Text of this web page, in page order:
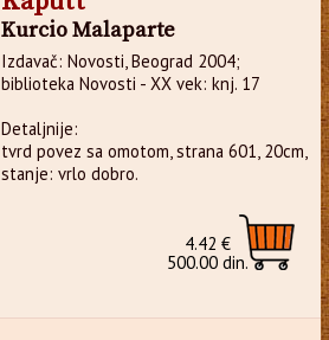
Kurcio Malaparte
Izdavač: Novosti, Beograd 2004;
biblioteka Novosti - XX vek: knj. 17
Detaljnije:
tvrd povez sa omotom, strana 601, 20cm,
stanje: vrlo dobro.
4.42 €
500.00 din.